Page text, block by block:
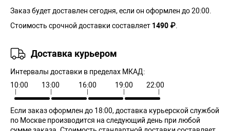
Заказ будет доставлен сегодня, если он оформлен до 20:00.
Стоимость срочной доставки составляет 1490 ₽
Доставка курьером
Интервалы доставки в пределах МКАД:
10:00
13:00 16:00 19:00 22:00
Если заказ оформлен до 18:00, доставка курьерской службой
по Москве производится на следующий день при любой